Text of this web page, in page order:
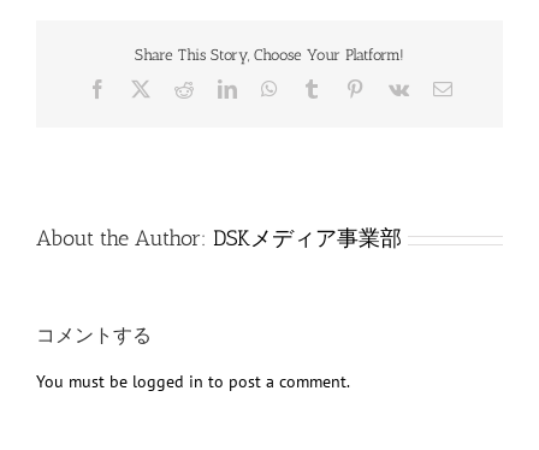
Share This Story, Choose Your Platform!
Facebook RedditLinkedInWhatsApp
Tumblr Pinterest
Vk
電
About the Author: DSKメディア事業部
コメントする
You must be logged in to post a comment.